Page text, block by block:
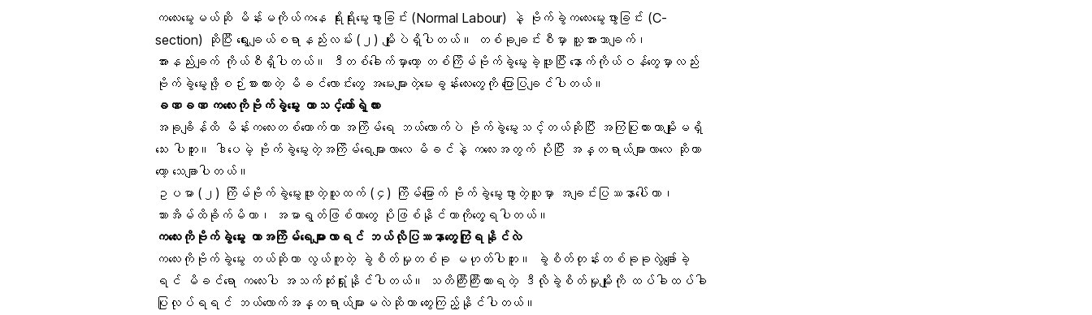
ကလေးမွေးမယ်ဆို မိန်းမကိုယ်ကနေ ရိုးရိုးမွေးဖွားခြင်း (Normal Labour) နဲ့ ဗိုက်ခွဲကလေးမွေးဖွားခြင်း (C-
section) ဆိုပြီး ရွေးချယ်စရာနည်းလမ်း (၂) မျိုးပဲရှိပါတယ်။ တစ်ခုချင်းစီမှာ သူ့အားသာချက်၊
အားနည်းချက် ကိုယ်စီရှိပါတယ်။ ဒီတစ်ခေါက်မှာတော့ တစ်ကြိမ်ဗိုက်ခွဲမွေးခဲ့ဖူးပြီး နောက်ကိုယ်ဝန်တွေမှာလည်း
ဗိုက်ခွဲမွေးဖို့စဉ်းစားထားတဲ့ မိခင်လောင်းတွေ အမေးများတဲ့မေးခွန်းလေးတွေကို ပြောပြချင်ပါတယ်။
ခဏခဏ ကလေးကိုဗိုက်ခွဲမွေး တာသင့်တော်ရဲ့လား
အခုချိန်ထိ မိန်းကလေးတစ်ယောက်ဟာ အကြိမ်ရေ ဘယ်လောက်ပဲ ဗိုက်ခွဲမွေးသင့်တယ်ဆိုပြီး အကြံပြုထားတာမျိုးမရှိ
သေး ပါဘူး။ ဒါပေမဲ့ ဗိုက်ခွဲမွေးတဲ့အကြိမ်ရေများလာလေမိခင်နဲ့ ကလေး အတွက် ပိုပြီး အန္တရာယ်များလာလေ ဆိုတာ
တော့ သေချာပါတယ်။
ဥပမာ (၂) ကြိမ်ဗိုက်ခွဲမွေးဖူးတဲ့သူထက် (၄) ကြိမ်မြောက် ဗိုက်ခွဲမွေးဖွားတဲ့သူမှာ အချင်းပြဿနာပေါ်တာ၊
သားအိမ်ထိခိုက်မိတာ၊ အမာရွတ်ဖြစ်တာတွေ ပိုဖြစ်နိုင်တာကိုတွေ့ရပါတယ်။
ကလေးကိုဗိုက်ခွဲမွေး တာအကြိမ်ရေများလာရင် ဘယ်လိုပြဿနာတွေကြုံရနိုင်လဲ
ကလေးကိုဗိုက်ခွဲမွေး တယ်ဆိုတာ လွယ်ကူတဲ့ ခွဲစိတ်မှုတစ်ခု မဟုတ်ပါဘူး။ ခွဲစိတ်တုန်းတစ်ခုခုလွဲချော်ခဲ့
ရင် မိခင်ရော ကလေးပါ အသက်ဆုံးရှုံးနိုင်ပါတယ်။ သတိကြီးကြီးထားရတဲ့ ဒီလိုခွဲစိတ်မှုမျိုးကို ထပ်ခါထပ်ခါ
ပြုလုပ်ရရင် ဘယ်လောက်အန္တရာယ်များမလဲဆိုတာ တွေးကြည့်နိုင်ပါတယ်။